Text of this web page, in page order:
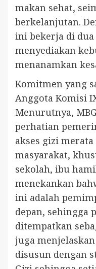
makan sehat,
berkelanjutan.
ini bekerja di
menyediakan
menanamkan
Komitmen yang
Anggota Komisi
Menurutnya,
perhatian
akses gizi
masyarakat,
sekolah, ibu
menekankan
ini adalah
depan, sehingga
ditempatkan
juga
disusun dengan